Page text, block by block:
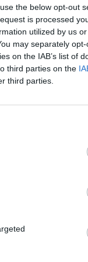
the below opt-out
is processed
utilized by us
may separately
on the IAB’s list of
third parties on the
third parties.
e
di
il
di
di
alla
6
6